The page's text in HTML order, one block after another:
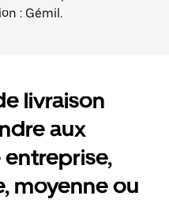
: Gémil.
livraison
aux
moyenne ou